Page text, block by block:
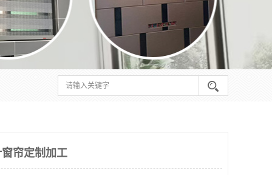
帘定制加工